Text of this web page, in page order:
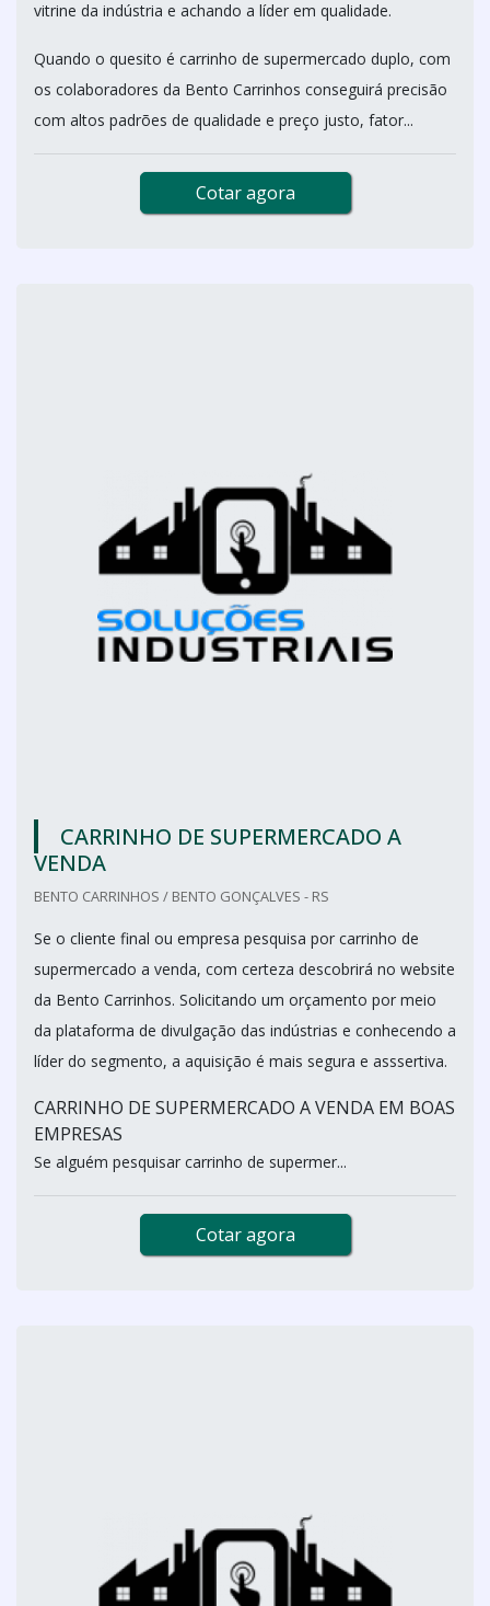
vitrine da indústria e achando a líder em qualidade.
Quando o quesito é carrinho de supermercado duplo, com
os colaboradores da Bento Carrinhos conseguirá precisão
com altos padrões de qualidade e preço justo, fator...
Cotar agora
CARRINHO DE SUPERMERCADO A
VENDA
BENTO CARRINHOS / BENTO GONÇALVES - RS
Se o cliente final ou empresa pesquisa por carrinho de
supermercado a venda, com certeza descobrirá no website
da Bento Carrinhos. Solicitando um orçamento por meio
da plataforma de divulgação das indústrias e conhecendo a
líder do segmento, a aquisição é mais segura e asssertiva.
CARRINHO DE SUPERMERCADO A VENDA EM BOAS
EMPRESAS
Se alguém pesquisar carrinho de supermer...
Cotar agora